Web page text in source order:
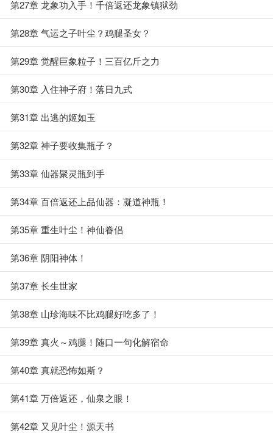
第27章 龙象功入手！千倍返还龙象镇狱劲
第28章 气运之子叶尘？鸡腿圣女？
第29章 觉醒巨象粒子！三百亿斤之力
第30章 入住神子府！落日九式
第31章 出逃的姬如玉
第32章 神子要收集瓶子？
第33章 仙器聚灵瓶到手
第34章 百倍返还上品仙器：凝道神瓶！
第35章 重生叶尘！神仙眷侣
第36章 阴阳神体！
第37章 长生世家
第38章 山珍海味不比鸡腿好吃多了！
第39章 真火～鸡腿！随口一句化解宿命
第40章 真就恐怖如斯？
第41章 万倍返还，仙泉之眼！
第42章 又见叶尘！源天书